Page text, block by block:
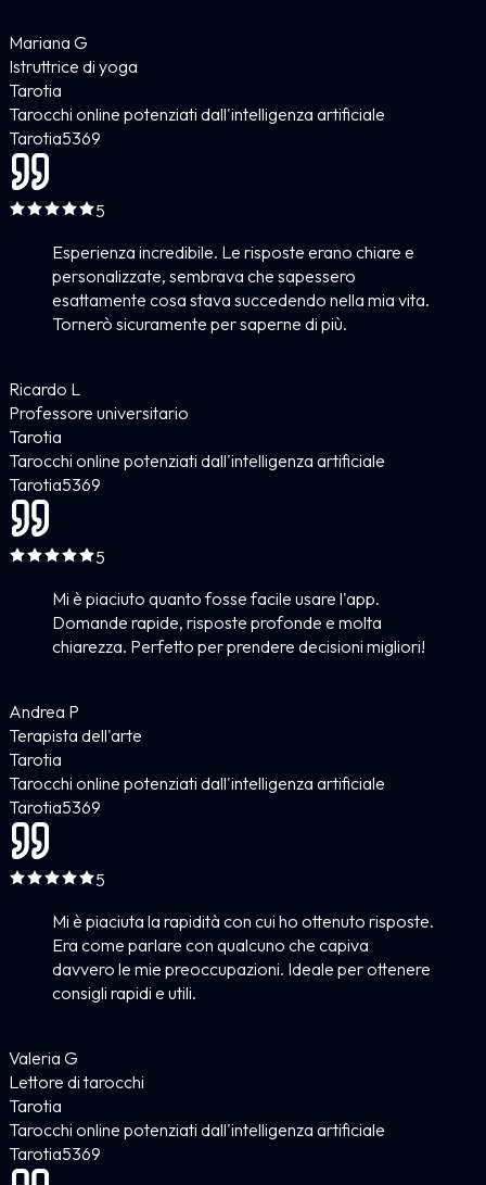
Mariana G
Istruttrice di yoga
Tarotia
Tarocchi online potenziati dall'intelligenza artificiale
Tarotia5369
5
Esperienza incredibile. Le risposte erano chiare e
personalizzate, sembrava che sapessero
esattamente cosa stava succedendo nella mia vita.
Tornerò sicuramente per saperne di più.
Ricardo L
Professore universitario
Tarotia
Tarocchi online potenziati dall'intelligenza artificiale
Tarotia5369
5
Mi è piaciuto quanto fosse facile usare l'app.
Domande rapide, risposte profonde e molta
chiarezza. Perfetto per prendere decisioni migliori!
Andrea P
Terapista dell'arte
Tarotia
Tarocchi online potenziati dall'intelligenza artificiale
Tarotia5369
5
Mi è piaciuta la rapidità con cui ho ottenuto risposte.
Era come parlare con qualcuno che capiva
davvero le mie preoccupazioni. Ideale per ottenere
consigli rapidi e utili.
Valeria G
Lettore di tarocchi
Tarotia
Tarocchi online potenziati dall'intelligenza artificiale
Tarotia5369